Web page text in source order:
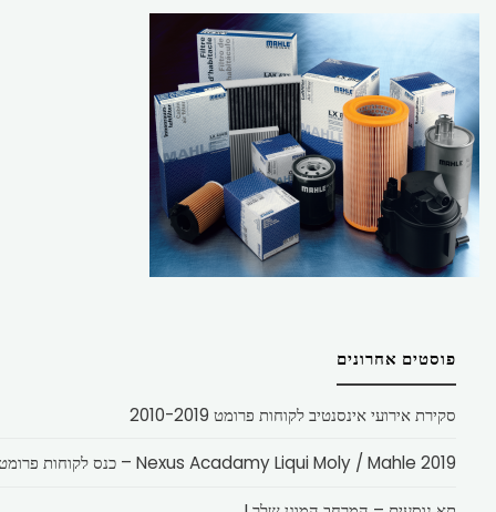
פוסטים אחרונים
סקירת אירועי אינסנטיב לקוחות פרומט 2010-2019
Nexus Acadamy Liqui Moly / Mahle 2019 – כנס לקוחות פרומט